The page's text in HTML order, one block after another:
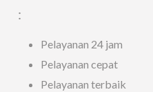
:
Pelayanan 24 jam
Pelayanan cepat
Pelayanan terbaik